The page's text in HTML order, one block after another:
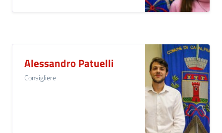
Alessandro Patuelli
Consigliere